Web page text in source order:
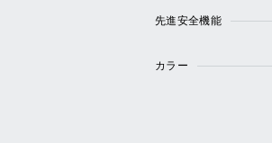
先進安全機能
カラー